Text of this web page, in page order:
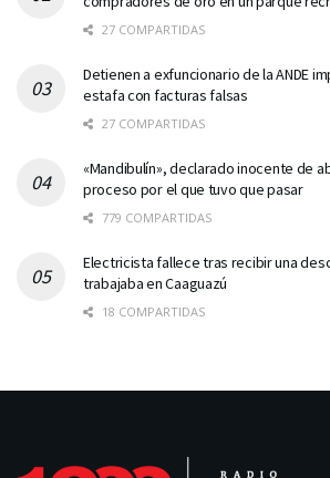
27 COMPARTIDAS
Detienen a exfuncionario de la ANDE
estafa con facturas falsas
27 COMPARTIDAS
«Mandibulín», declarado inocente de
proceso por el que tuvo que pasar
779 COMPARTIDAS
Electricista fallece tras recibir una
trabajaba en Caaguazú
18 COMPARTIDAS